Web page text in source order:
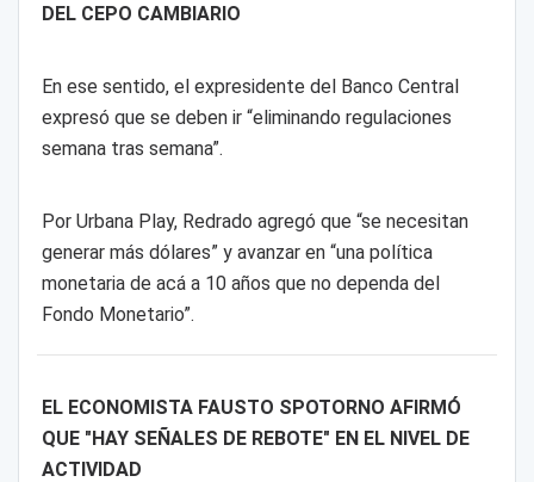
DEL CEPO CAMBIARIO
En ese sentido, el expresidente del Banco Central
expresó que se deben ir “eliminando regulaciones
semana tras semana”.
Por Urbana Play, Redrado agregó que “se necesitan
generar más dólares” y avanzar en “una política
monetaria de acá a 10 años que no dependa del
Fondo Monetario”.
EL ECONOMISTA FAUSTO SPOTORNO AFIRMÓ
QUE "HAY SEÑALES DE REBOTE" EN EL NIVEL DE
ACTIVIDAD